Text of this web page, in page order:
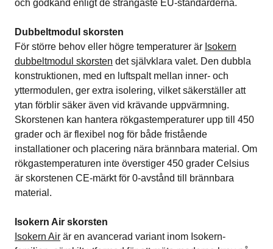
och godkänd enligt de strängaste EU-standarderna.
Dubbeltmodul skorsten
För större behov eller högre temperaturer är Isokern
dubbeltmodul skorsten det självklara valet. Den dubbla
konstruktionen, med en luftspalt mellan inner- och
yttermodulen, ger extra isolering, vilket säkerställer att
ytan förblir säker även vid krävande uppvärmning.
Skorstenen kan hantera rökgastemperaturer upp till 450
grader och är flexibel nog för både fristående
installationer och placering nära brännbara material. Om
rökgastemperaturen inte överstiger 450 grader Celsius
är skorstenen CE-märkt för 0-avstånd till brännbara
material.
Isokern Air skorsten
Isokern Air är en avancerad variant inom Isokern-